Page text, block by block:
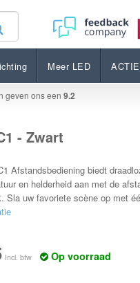
Meer LED
geven ons een 9.2
- Zwart
Afstandsbediening biedt
en helderheid aan met de
Sla uw favoriete scène op met
Incl. btw
Op voorraad